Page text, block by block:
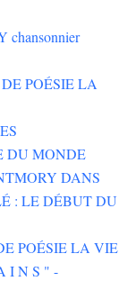
chansonnier
POÉSIE LA
DU MONDE
DANS
: LE DÉBUT DU
POÉSIE LA VIE
I N S " -